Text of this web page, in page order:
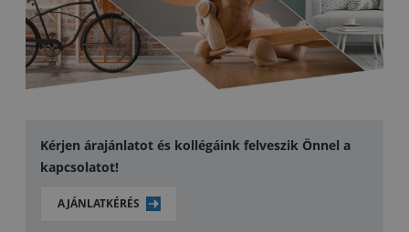
Kérjen árajánlatot és kollégáink felveszik Önnel a
kapcsolatot!
AJÁNLATKÉRÉS